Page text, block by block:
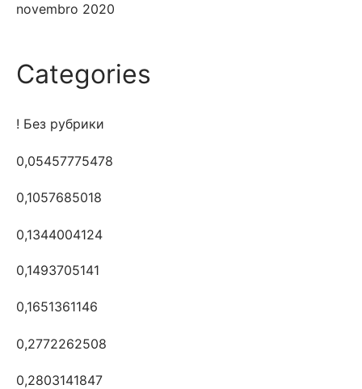
novembro 2020
Categories
! Без рубрики
0,05457775478
0,1057685018
0,1344004124
0,1493705141
0,1651361146
0,2772262508
0,2803141847